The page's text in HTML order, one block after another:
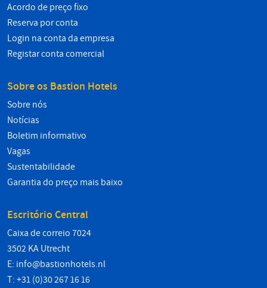
Acordo de preço fixo
Reserva por conta
Login na conta da empresa
Registar conta comercial
Sobre os Bastion Hotels
Sobre nós
Notícias
Boletim informativo
Vagas
Sustentabilidade
Garantia do preço mais baixo
Escritório Central
Caixa de correio 7024
3502 KA Utrecht
E: info@bastionhotels.nl
T: +31 (0)30 267 16 16